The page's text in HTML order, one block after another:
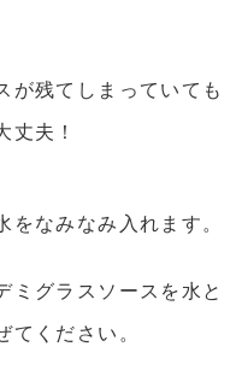
が残てしまっていても
夫！
なみなみ入れます。
ミグラスソースを水と
ください。